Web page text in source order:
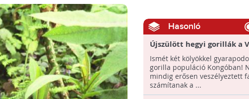
Hasonló
Újszülött hegyi gorillák a
Nemzeti Parkban!
Ismét két kölyökkel
gorilla populáció Kongóban!
mindig erősen veszélyeztett
számítanak a ...